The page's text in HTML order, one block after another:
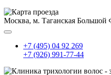
Москва, м. Таганская Большой
+7 (495) 04 92 269
+7 (926) 991-77-44